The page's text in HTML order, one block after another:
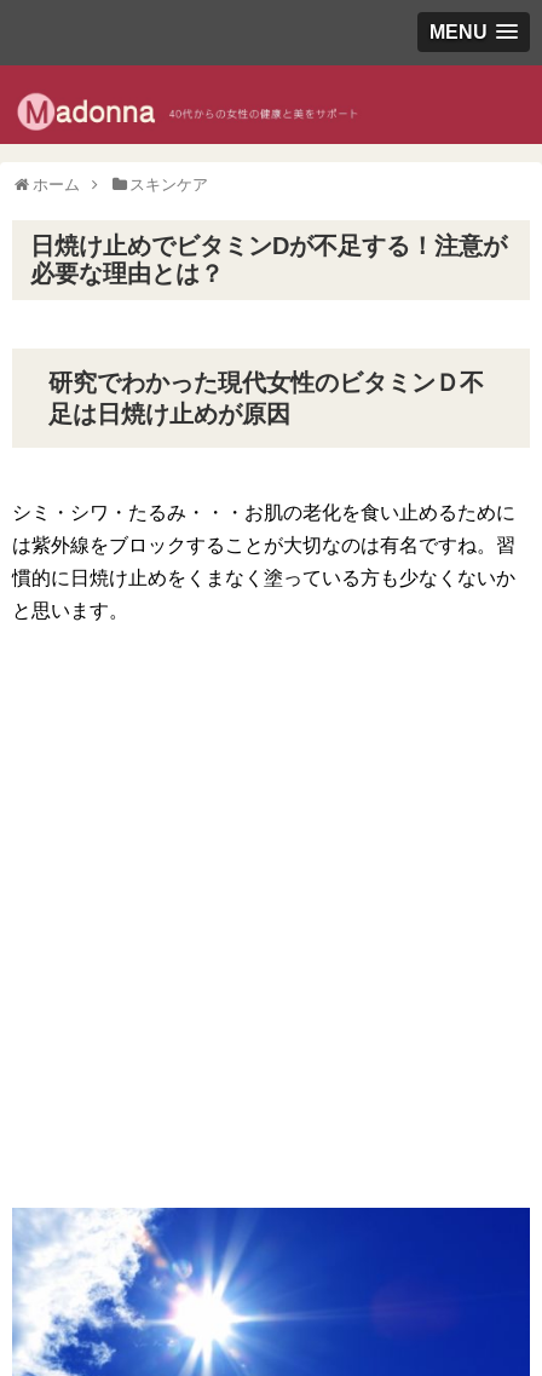
MENU
ホーム スキンケア
日焼け止めでビタミンDが不足する！注意が
必要な理由とは？
研究でわかった現代女性のビタミンＤ不
足は日焼け止めが原因
シミ・シワ・たるみ・・・お肌の老化を食い止めるために
は紫外線をブロックすることが大切なのは有名ですね。習
慣的に日焼け止めをくまなく塗っている方も少なくないか
と思います。